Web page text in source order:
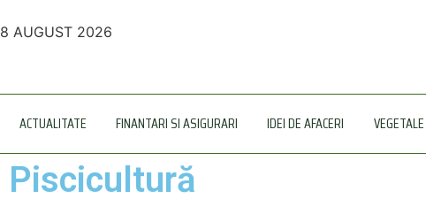
8 AUGUST 2026
ACTUALITATE FINANTARI SI ASIGURARI IDEI DE AFACERI VEGETALE
Piscicultură